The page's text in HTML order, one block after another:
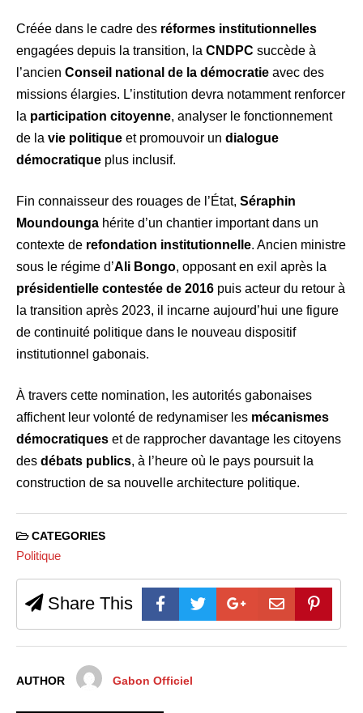
Créée dans le cadre des réformes institutionnelles
engagées depuis la transition, la CNDPC succède à
l’ancien Conseil national de la démocratie avec des
missions élargies. L’institution devra notamment renforcer
la participation citoyenne, analyser le fonctionnement
de la vie politique et promouvoir un dialogue
démocratique plus inclusif.
Fin connaisseur des rouages de l’État, Séraphin
Moundounga hérite d’un chantier important dans un
contexte de refondation institutionnelle. Ancien ministre
sous le régime d’Ali Bongo, opposant en exil après la
présidentielle contestée de 2016 puis acteur du retour à
la transition après 2023, il incarne aujourd’hui une figure
de continuité politique dans le nouveau dispositif
institutionnel gabonais.
À travers cette nomination, les autorités gabonaises
affichent leur volonté de redynamiser les mécanismes
démocratiques et de rapprocher davantage les citoyens
des débats publics, à l’heure où le pays poursuit la
construction de sa nouvelle architecture politique.
CATEGORIES
Politique
Share This
AUTHOR Gabon Officiel